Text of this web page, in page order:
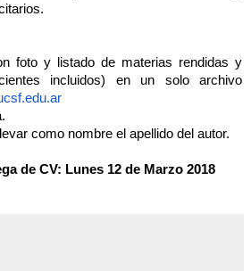
foto y listado de materias rendidas y
incluidos) en un solo archivo
como nombre el apellido del autor.
de CV: Lunes 12 de Marzo 2018